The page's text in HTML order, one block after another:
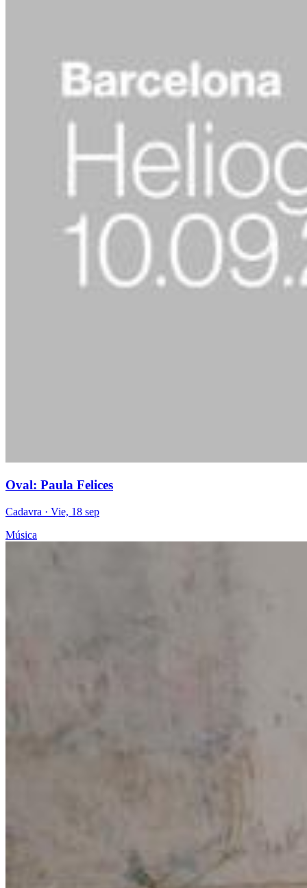
Oval: Paula Felices
Cadavra · Vie, 18 sep
Música